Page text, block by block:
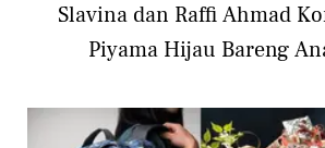
Slavina dan Raffi Ahmad
Piyama Hijau Bareng